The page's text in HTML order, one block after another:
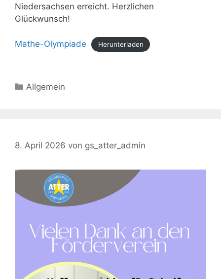
Niedersachsen erreicht. Herzlichen
Glückwunsch!
Mathe-Olympiade Herunterladen
Kategorien
Allgemein
8. April 2026 von gs_atter_admin